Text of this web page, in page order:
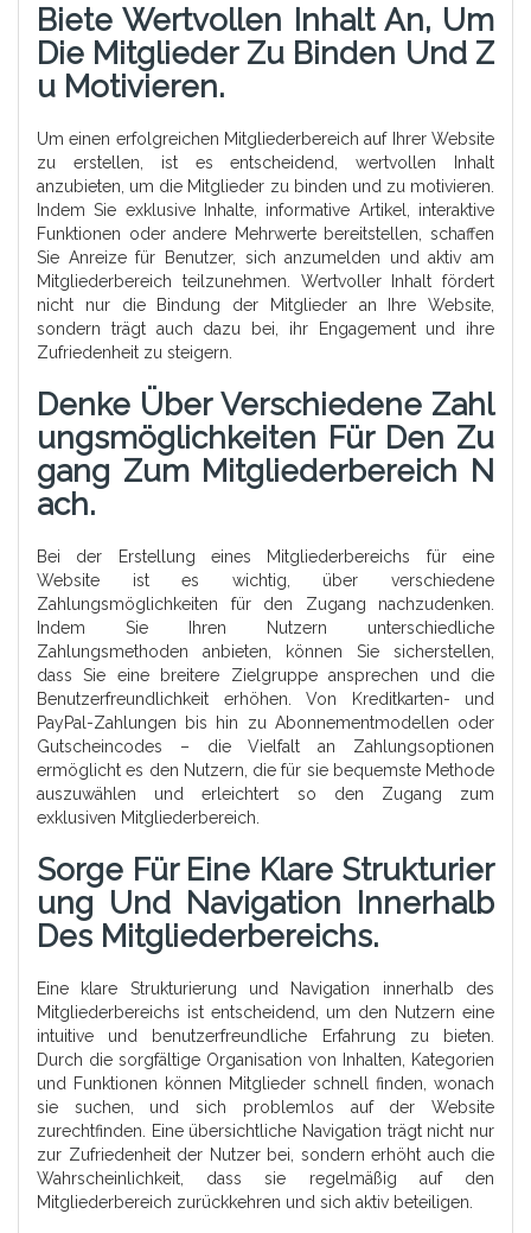
Biete Wertvollen Inhalt An, Um
Die Mitglieder Zu Binden Und Z
U Motivieren.
Um einen erfolgreichen Mitgliederbereich auf Ihrer Website
zu erstellen, ist es entscheidend, wertvollen Inhalt
anzubieten, um die Mitglieder zu binden und zu motivieren.
Indem Sie exklusive Inhalte, informative Artikel, interaktive
Funktionen oder andere Mehrwerte bereitstellen, schaffen
Sie Anreize für Benutzer, sich anzumelden und aktiv am
Mitgliederbereich teilzunehmen. Wertvoller Inhalt fördert
nicht nur die Bindung der Mitglieder an Ihre Website,
sondern trägt auch dazu bei, ihr Engagement und ihre
Zufriedenheit zu steigern.
Denke Über Verschiedene Zahl
Ungsmöglichkeiten Für Den Zu
Gang Zum Mitgliederbereich N
Ach.
Bei der Erstellung eines Mitgliederbereichs für eine
Website ist es wichtig, über verschiedene
Zahlungsmöglichkeiten für den Zugang nachzudenken.
Indem Sie Ihren Nutzern unterschiedliche
Zahlungsmethoden anbieten, können Sie sicherstellen,
dass Sie eine breitere Zielgruppe ansprechen und die
Benutzerfreundlichkeit erhöhen. Von Kreditkarten- und
PayPal-Zahlungen bis hin zu Abonnementmodellen oder
Gutscheincodes – die Vielfalt an Zahlungsoptionen
ermöglicht es den Nutzern, die für sie bequemste Methode
auszuwählen und erleichtert so den Zugang zum
exklusiven Mitgliederbereich.
Sorge Für Eine Klare Strukturier
Ung Und Navigation Innerhalb
Des Mitgliederbereichs.
Eine klare Strukturierung und Navigation innerhalb des
Mitgliederbereichs ist entscheidend, um den Nutzern eine
intuitive und benutzerfreundliche Erfahrung zu bieten.
Durch die sorgfältige Organisation von Inhalten, Kategorien
und Funktionen können Mitglieder schnell finden, wonach
sie suchen, und sich problemlos auf der Website
zurechtfinden. Eine übersichtliche Navigation trägt nicht nur
zur Zufriedenheit der Nutzer bei, sondern erhöht auch die
Wahrscheinlichkeit, dass sie regelmäßig auf den
Mitgliederbereich zurückkehren und sich aktiv beteiligen.